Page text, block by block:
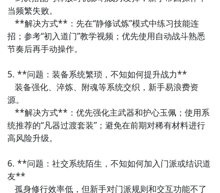
核心在于一次最多打两个结局，所以除了结局以外的内
容第一把和第二把可以互换，比如你可以第一把开局出
问道做那个剑心突破的成就这样第二把开局可以直接先
出长生
太阿: 贪狼+天启
春秋: 纯钧+七星龙渊
丰源：破军+纯钧
当频繁失败。
招；参考“初入道门”教学视频；优先使用自动战斗熟悉
节奏后再手动操作。
5. **问题：装备系统繁琐，不知如何提升战力**
源。
统推荐的“凡器过渡套装”；避免在前期对稀有材料进行
高风险升级。
6. **问题：社交系统陌生，不知如何加入门派或结识道
友**